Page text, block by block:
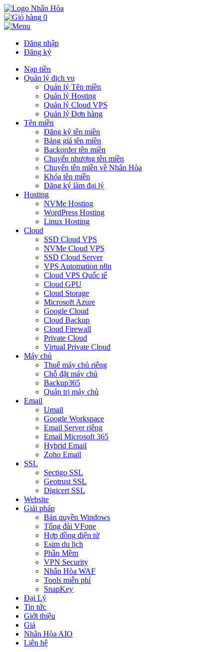
0
Đăng nhập
Đăng ký
Nạp tiền
Quản lý dịch vụ
Quản lý Tên miền
Quản lý Hosting
Quản lý Cloud VPS
Quản lý Đơn hàng
Tên miền
Đăng ký tên miền
Bảng giá tên miền
Backorder tên miền
Chuyển nhượng tên miền
Chuyển tên miền về Nhân Hòa
Khóa tên miền
Đăng ký làm đại lý
Hosting
NVMe Hosting
WordPress Hosting
Linux Hosting
Cloud
SSD Cloud VPS
NVMe Cloud VPS
SSD Cloud Server
VPS Automation n8n
Cloud VPS Quốc tế
Cloud GPU
Cloud Storage
Microsoft Azure
Google Cloud
Cloud Backup
Cloud Firewall
Private Cloud
Virtual Private Cloud
Máy chủ
Thuê máy chủ riêng
Chỗ đặt máy chủ
Backup365
Quản trị máy chủ
Email
Umail
Google Workspace
Email Server riêng
Email Microsoft 365
Hybrid Email
Zoho Email
SSL
Sectigo SSL
Geotrust SSL
Digicert SSL
Website
Giải pháp
Bản quyền Windows
Tổng đài VFone
Hợp đồng điện tử
Esim du lịch
Phần Mềm
VPN Security
Nhân Hòa WAF
Tools miễn phí
SnapKey
Đại Lý
Tin tức
Giới thiệu
Giá
Nhân Hòa AIO
Liên hệ